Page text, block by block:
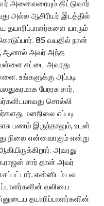
அனைவரையும் திட்டுவார்
அல்ல ஆசிரியர் இடத்தில்
தயாரிப்பாளர்களை யாரும்
85 வயதில் நான்
ஆனால் அவர் அந்த
சட்டை அவரது
உங்களுக்கு அப்படி
பேரரசு சார்,
சொல்லி
மனநிலை எப்படி
பணம் இருந்தாலும், உடன்
நிலை என்னவாகும் என்று
அவரது
சார் தான் அவர்
என்னிடம் பல
வலியை
தயாரிப்பாளர்களின்